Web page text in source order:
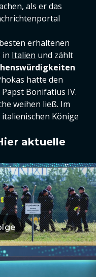
als er das
erhaltenen
in Italien und zählt
hatte den
Bonifatius IV.
weihen ließ. Im
Könige
aktuelle